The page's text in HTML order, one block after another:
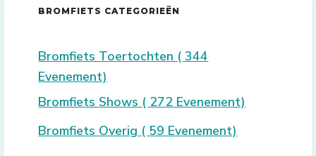
BROMFIETS CATEGORIEËN
Bromfiets Toertochten ( 344
Evenement)
Bromfiets Shows ( 272 Evenement)
Bromfiets Overig ( 59 Evenement)